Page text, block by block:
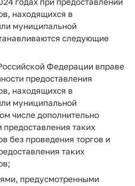
находящихся в
муниципальной
следующие
Федерации вправе
предоставления
находящихся в
муниципальной
числе дополнительно
предоставления таких
без проведения торгов и
таких
предусмотренными